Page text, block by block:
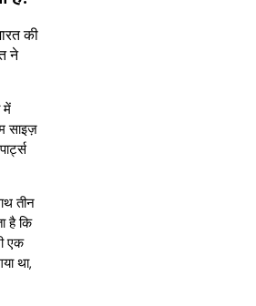
की
ने
में
साइज़
तीन
है कि
एक
था,